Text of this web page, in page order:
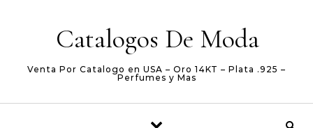
Catalogos De Moda
Venta Por Catalogo en USA – Oro 14KT – Plata .925 –
Perfumes y Mas